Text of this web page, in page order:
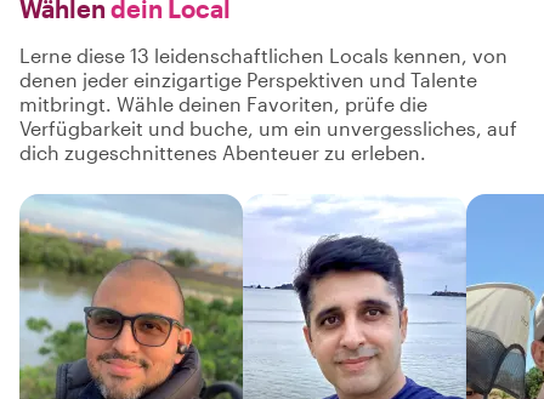
Wählen dein Local
Lerne diese 13 leidenschaftlichen Locals kennen, von
denen jeder einzigartige Perspektiven und Talente
mitbringt. Wähle deinen Favoriten, prüfe die
Verfügbarkeit und buche, um ein unvergessliches, auf
dich zugeschnittenes Abenteuer zu erleben.